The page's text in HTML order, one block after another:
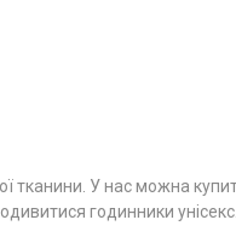
тканини. У нас можна
годинники унісекс.